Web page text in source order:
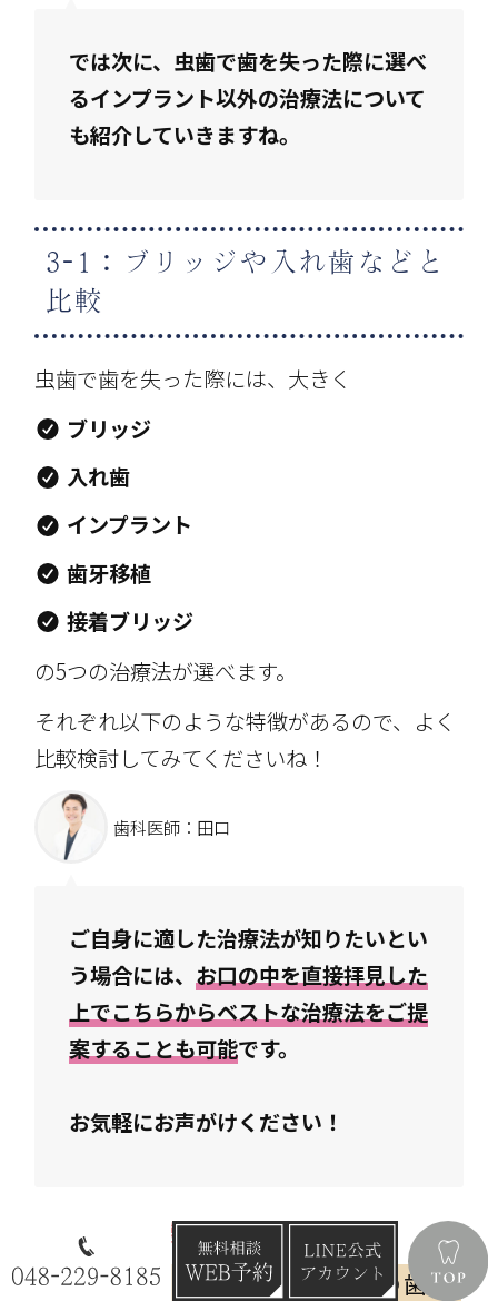
では次に、虫歯で歯を失った際に選べ
るインプラント以外の治療法について
も紹介していきますね。
3-1：ブリッジや入れ歯などと
比較
虫歯で歯を失った際には、大きく
ブリッジ
入れ歯
インプラント
歯牙移植
接着ブリッジ
の5つの治療法が選べます。
それぞれ以下のような特徴があるので、よく
比較検討してみてくださいね！
歯科医師：田口
ご自身に適した治療法が知りたいとい
う場合には、 お口の中を直接拝見した
上でこちらからベストな治療法をご提
案することも可能です。
お気軽にお声がけください！
▼歯を失った際に選べる治療法
どこの歯医